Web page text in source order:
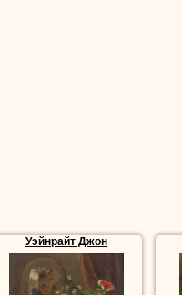
Уэйнрайт Джон